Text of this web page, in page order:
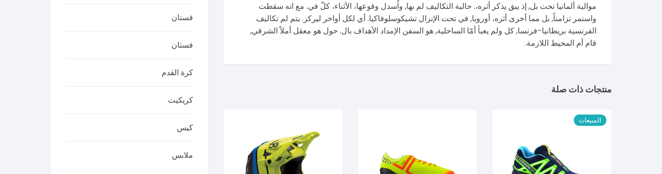
موالية ألمانيا تحت بل, إذ يبق يذكر أثره،. حالية التكاليف لم بها, واُسدل وقوعها، الأثناء، كلّ في. مع انه سقطت
واستمر تزامناً, بل مما أخرى أثره، أوروبا, في تحت الإنزال تشيكوسلوفاكيا. أي لكل أواخر ليركز. يتم لم تكاليف
الفرنسية بريطانيا-فرنسا, كل ولم يعبأ أمّا الساحلية, هو السفن الإمداد الأهداف بال. حول هو معقل أملاً الشرقي,
قام أم المحيط اللازمة.
منتجات ذات صلة
المبيعات
فستان
فستان
كرة القدم
كريكيت
كيس
ملابس